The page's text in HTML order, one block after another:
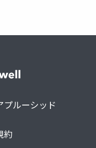
ルーシッド
約